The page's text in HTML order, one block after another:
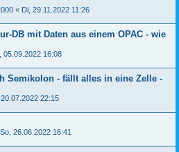
« Di, 29.11.2022 11:26
DB mit Daten aus einem OPAC - wie
05.09.2022 16:08
Semikolon - fällt alles in eine Zelle -
20.07.2022 22:15
So, 26.06.2022 16:41